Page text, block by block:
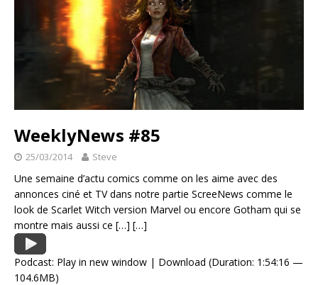
WeeklyNews #85
25/03/2014 Steve
Une semaine d’actu comics comme on les aime avec des
annonces ciné et TV dans notre partie ScreeNews comme le
look de Scarlet Witch version Marvel ou encore Gotham qui se
montre mais aussi ce […] […]
Podcast: Play in new window | Download (Duration: 1:54:16 —
104.6MB)